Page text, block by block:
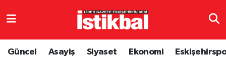
Güncel Asayiş Siyaset Ekonomi
Eskişehirspor
Eskişehir Nöbetçi Eczaneler